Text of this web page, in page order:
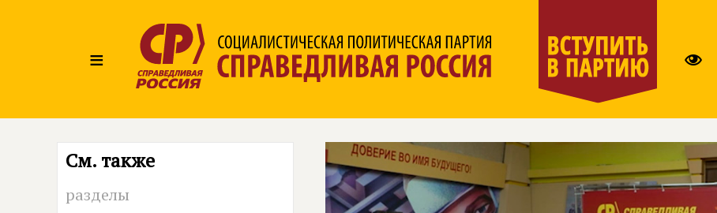
≡
См. также
разделы